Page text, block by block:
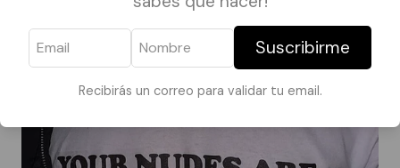
Suscribirme
Recibirás un correo para validar tu email.